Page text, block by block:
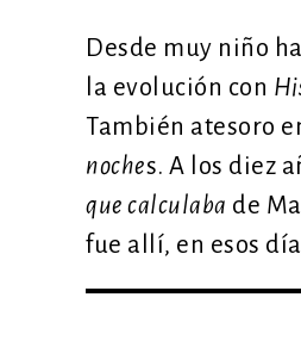
Desde muy niño
la evolución con
También atesoro
noches. A los diez
que calculaba de
fue allí, en esos